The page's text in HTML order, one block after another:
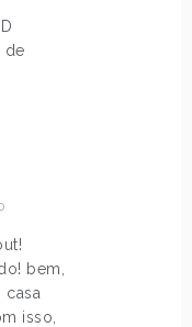
de
bem,
casa
isso,